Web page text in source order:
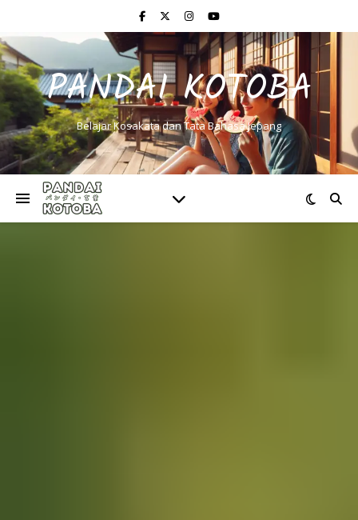
PANDAI KOTOBA
Belajar Kosakata dan Tata Bahasa Jepang